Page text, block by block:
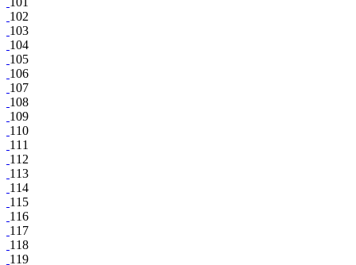
102
103
104
105
106
107
108
109
110
111
112
113
114
115
116
117
118
119